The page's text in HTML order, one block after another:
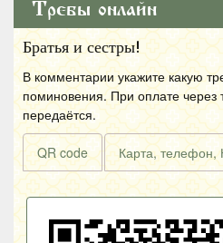
Требы онлайн
Братья и сестры!
В комментарии укажите какую
поминовения. При оплате
передаётся.
QR code Карта,